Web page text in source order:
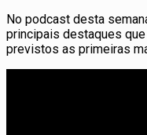
No podcast desta
principais destaques
previstos as primeiras